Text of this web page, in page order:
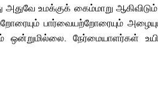
உமக்குக் கைம்மாறு ஆகிவிடும்.
பார்வையற்றோரையும்
நேர்மையாளர்கள்